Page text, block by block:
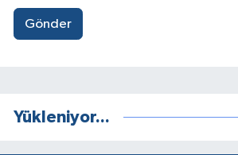
Gönder
Yükleniyor...